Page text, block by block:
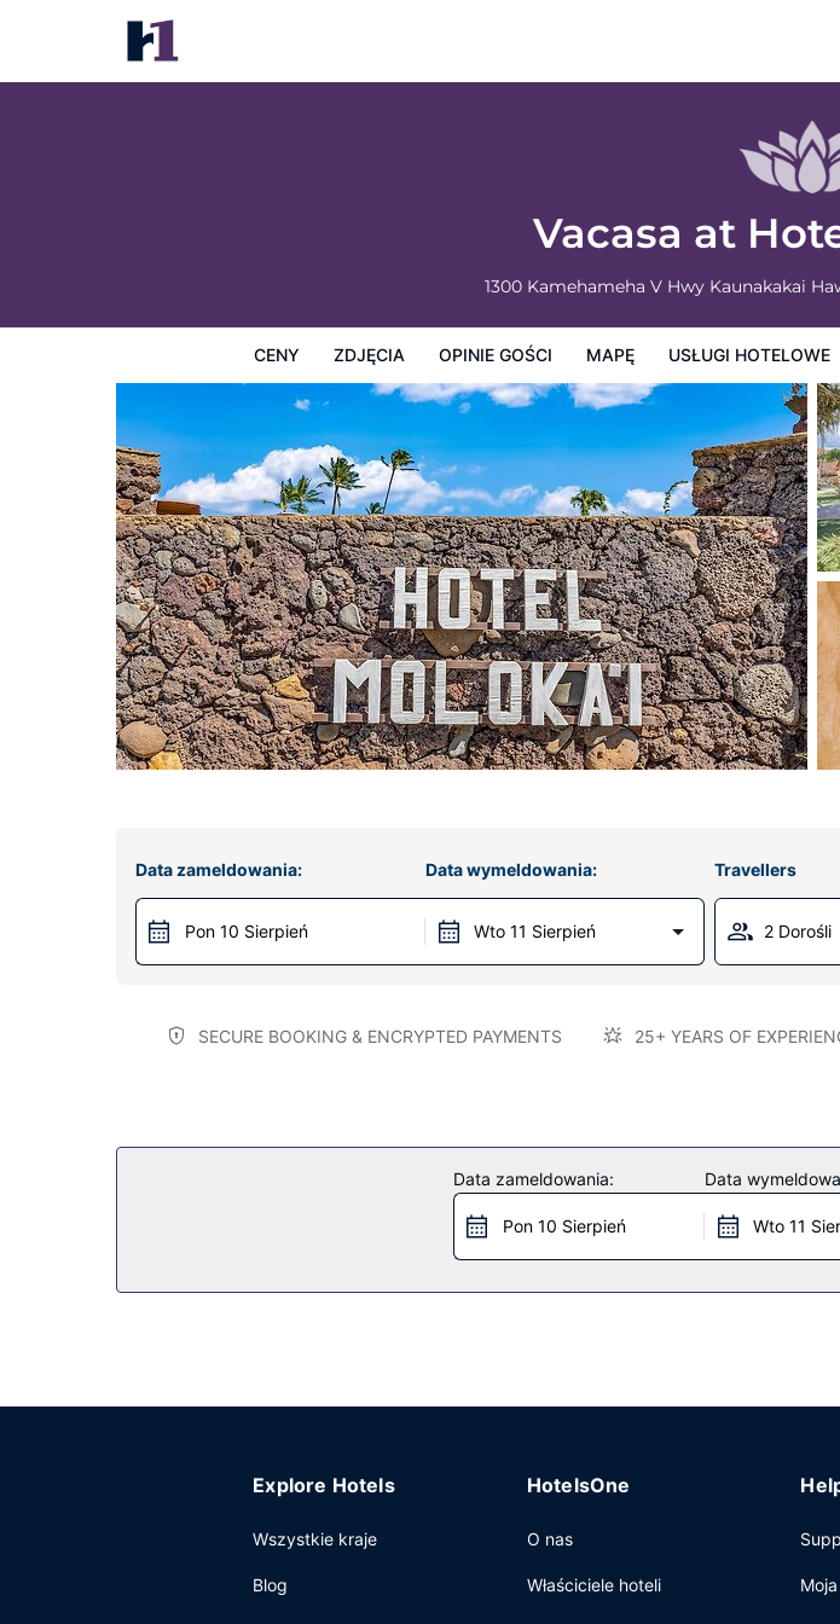
Vacasa at
1300 Kamehameha V Hwy Kaunakakai
CENY ZDJĘCIA OPINIE GOŚCI MAPĘ USŁUGI HOTELOWE
Vacasa at Hotel Molokai
Ceny Zdjęcia Zasady
Data zameldowania:
Pon 10 Sierpień
Data wymeldowania:
Wto 11 Sierpień
Travellers
2 Dorośli
SECURE BOOKING & ENCRYPTED PAYMENTS 25+ YEARS OF
Data zameldowania:
Pon 10 Sierpień
Data
Wto 11
Explore Hotels
Wszystkie kraje
Blog
HotelsOne
O nas
Właściciele hoteli